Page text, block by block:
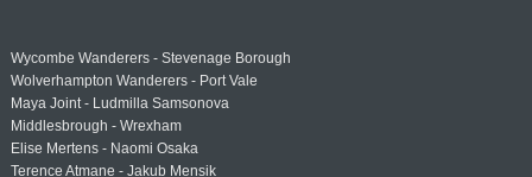
Wycombe Wanderers - Stevenage Borough
Wolverhampton Wanderers - Port Vale
Maya Joint - Ludmilla Samsonova
Middlesbrough - Wrexham
Elise Mertens - Naomi Osaka
Terence Atmane - Jakub Mensik